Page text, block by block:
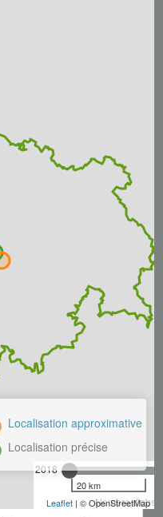
2018
Nombre
Localisation approximative
Localisation précise
20 km
Leaflet | © OpenStreetMap